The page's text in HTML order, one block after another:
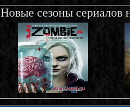
Новые сезоны сериалов